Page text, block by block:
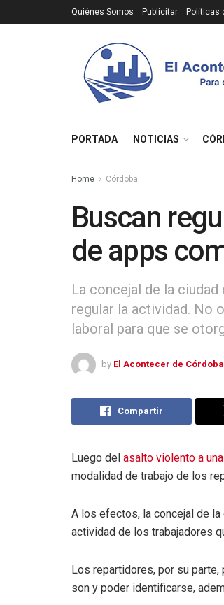
Quiénes Somos Publicitar Políticas
PORTADA NOTICIAS
Home Córdoba
Buscan
de apps
La concejal de la
regular la actividad. No
laboral para que se
by El Acontecer de Córdoba
Compartir
Luego del asalto violento a
modalidad de trabajo de los
A los efectos, la concejal de la
actividad de los trabajadores
Los repartidores, por su
son y poder identificarse,